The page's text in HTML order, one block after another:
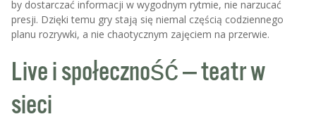
by dostarczać informacji w wygodnym rytmie, nie narzucać
presji. Dzięki temu gry stają się niemal częścią codziennego
planu rozrywki, a nie chaotycznym zajęciem na przerwie.
Live i społeczność — teatr w
sieci